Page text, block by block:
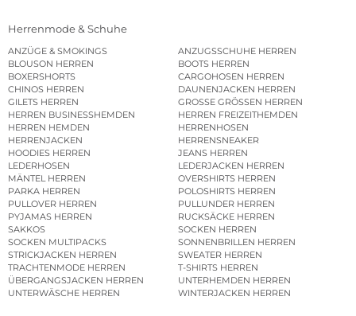
Herrenmode & Schuhe
ANZÜGE & SMOKINGS
ANZUGSSCHUHE HERREN
BLOUSON HERREN
BOOTS HERREN
BOXERSHORTS
CARGOHOSEN HERREN
CHINOS HERREN
DAUNENJACKEN HERREN
GILETS HERREN
GROSSE GRÖSSEN HERREN
HERREN BUSINESSHEMDEN
HERREN FREIZEITHEMDEN
HERREN HEMDEN
HERRENHOSEN
HERRENJACKEN
HERRENSNEAKER
HOODIES HERREN
JEANS HERREN
LEDERHOSEN
LEDERJACKEN HERREN
MÄNTEL HERREN
OVERSHIRTS HERREN
PARKA HERREN
POLOSHIRTS HERREN
PULLOVER HERREN
PULLUNDER HERREN
PYJAMAS HERREN
RUCKSÄCKE HERREN
SAKKOS
SOCKEN HERREN
SOCKEN MULTIPACKS
SONNENBRILLEN HERREN
STRICKJACKEN HERREN
SWEATER HERREN
TRACHTENMODE HERREN
T-SHIRTS HERREN
ÜBERGANGSJACKEN HERREN
UNTERHEMDEN HERREN
UNTERWÄSCHE HERREN
WINTERJACKEN HERREN